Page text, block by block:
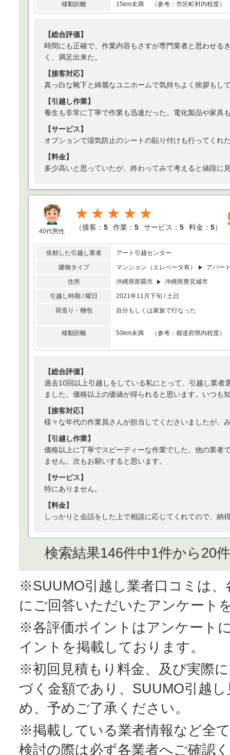
移動距離
15km未満 （参考：市区町村内程度）
【総合評価】
時間にも正確で、作業内容もさすが専門業者と思わせる
く、満足出来た。
【接客対応】
真っ白な靴下と綺麗なユニホームで気持ちよく挨拶もし
【引越し作業】
養生も非常に丁寧で作業も迅速だった。電化製品や家具
【サービス】
オプションで湿気防止のシートの貼り付けも行ってくれ
【料金】
多少高いと思っていたが、終わってみて考えると値段に
40代男性
★★★★★
（接客： 5 作業： 5 サービス： 5 料金： 5）
依頼した引越し業者
アート引越センター
建物タイプ
マンション（エレベータ有）
アパー
住所
沖縄県那覇市
沖縄県豊見城市
引越し時期 / 曜日
2021年11月下旬 / 土日
荷造り・梱包
自分もしくは家族で行なった
移動距離 50km未満 （参考：都道府県内程度）
【総合評価】
過去10回以上引越しをしている私にとって、引越し業
ました。価格以上の価値が得られると思います。いつも
【接客対応】
様々な年代の作業員さんが担当してくださいましたが、
【引越し作業】
価格以上に丁寧でスピーディーな作業でした。他の業者
ません。次もお願いすると思います。
【サービス】
特にありません。
【料金】
しっかりと会話をした上で相談に応じてくれてので、納
検索結果146件中1件から20
※SUUMO引越し業者口コミは
にご回答いただいたアンケート
※各評価ポイントはアンケート
イントを掲載しております。
※初回見積もり料金、及び実際
づく金額であり、SUUMO引越
め、予めご了承ください。
※掲載している業者情報など全
検討の際は必ず各業者へご確認